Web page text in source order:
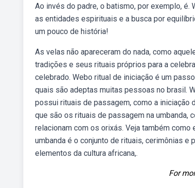
Ao invés do padre, o batismo, por exemplo, é.
as entidades espirituais e a busca por
um pouco de história!
As velas não apareceram do nada, como
tradições e seus rituais próprios para a
celebrado. Webo ritual de iniciação é um
quais são adeptas muitas pessoas no brasil.
possui rituais de passagem, como a iniciação
que são os rituais de passagem na
relacionam com os orixás. Veja também
umbanda é o conjunto de rituais, cerimônias
elementos da cultura africana,.
For